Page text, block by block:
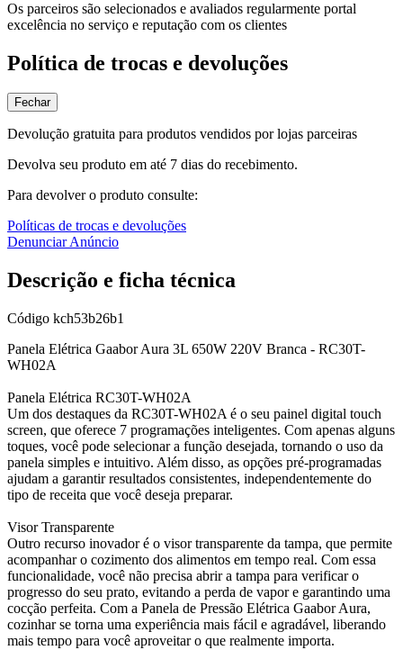
Os parceiros são selecionados e avaliados regularmente portal
excelência no serviço e reputação com os clientes
Política de trocas e devoluções
Fechar
Devolução gratuita para produtos vendidos por lojas parceiras
Devolva seu produto em até 7 dias do recebimento.
Para devolver o produto consulte:
Políticas de trocas e devoluções
Denunciar Anúncio
Descrição e ficha técnica
Código kch53b26b1
Panela Elétrica Gaabor Aura 3L 650W 220V Branca - RC30T-
WH02A
Panela Elétrica RC30T-WH02A
Um dos destaques da RC30T-WH02A é o seu painel digital touch
screen, que oferece 7 programações inteligentes. Com apenas alguns
toques, você pode selecionar a função desejada, tornando o uso da
panela simples e intuitivo. Além disso, as opções pré-programadas
ajudam a garantir resultados consistentes, independentemente do
tipo de receita que você deseja preparar.
Visor Transparente
Outro recurso inovador é o visor transparente da tampa, que permite
acompanhar o cozimento dos alimentos em tempo real. Com essa
funcionalidade, você não precisa abrir a tampa para verificar o
progresso do seu prato, evitando a perda de vapor e garantindo uma
cocção perfeita. Com a Panela de Pressão Elétrica Gaabor Aura,
cozinhar se torna uma experiência mais fácil e agradável, liberando
mais tempo para você aproveitar o que realmente importa.